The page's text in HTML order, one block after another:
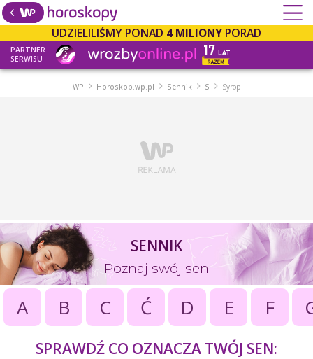
UDZIELILIŚMY PONAD 4 MILIONY PORAD
PARTNER
SERWISU
WP Horoskop.wp.pl Sennik S Syrop
SENNIK
Poznaj swój sen
A B C Ć D E F
SPRAWDŹ CO OZNACZA TWÓJ SEN: